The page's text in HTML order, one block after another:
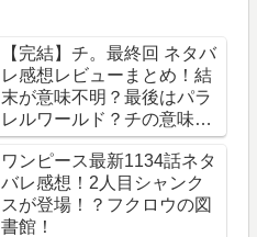
【完結】チ。最終回 ネタバ
レ感想レビューまとめ！結
末が意味不明？最後はパラ
レルワールド？チの意味
は？内容あらすじは？アル
ベルト・ブルゼフスキと
は？【総合評価評判】【地
球の運動について】
ワンピース最新1134話ネタ
バレ感想！2人目シャンク
スが登場！？フクロウの図
書館！